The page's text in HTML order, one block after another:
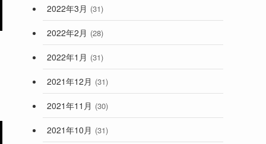
2022年3月 (31)
2022年2月 (28)
2022年1月 (31)
2021年12月 (31)
2021年11月 (30)
2021年10月 (31)